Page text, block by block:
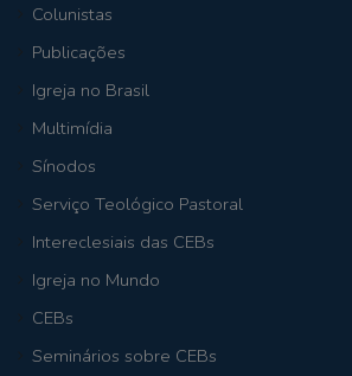
Colunistas
Publicações
Igreja no Brasil
Multimídia
Sínodos
Serviço Teológico Pastoral
Intereclesiais das CEBs
Igreja no Mundo
CEBs
Seminários sobre CEBs